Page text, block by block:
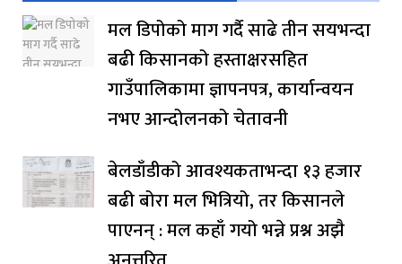
मल डिपोको माग गर्दै साढे तीन सयभन्दा
बढी किसानको हस्ताक्षरसहित
गाउँपालिकामा ज्ञापनपत्र, कार्यान्वयन
नभए आन्दोलनको चेतावनी
बेलडाँडीको आवश्यकताभन्दा १३ हजार
बढी बोरा मल भित्रियो, तर किसानले
पाएनन् : मल कहाँ गयो भन्ने प्रश्न अझै